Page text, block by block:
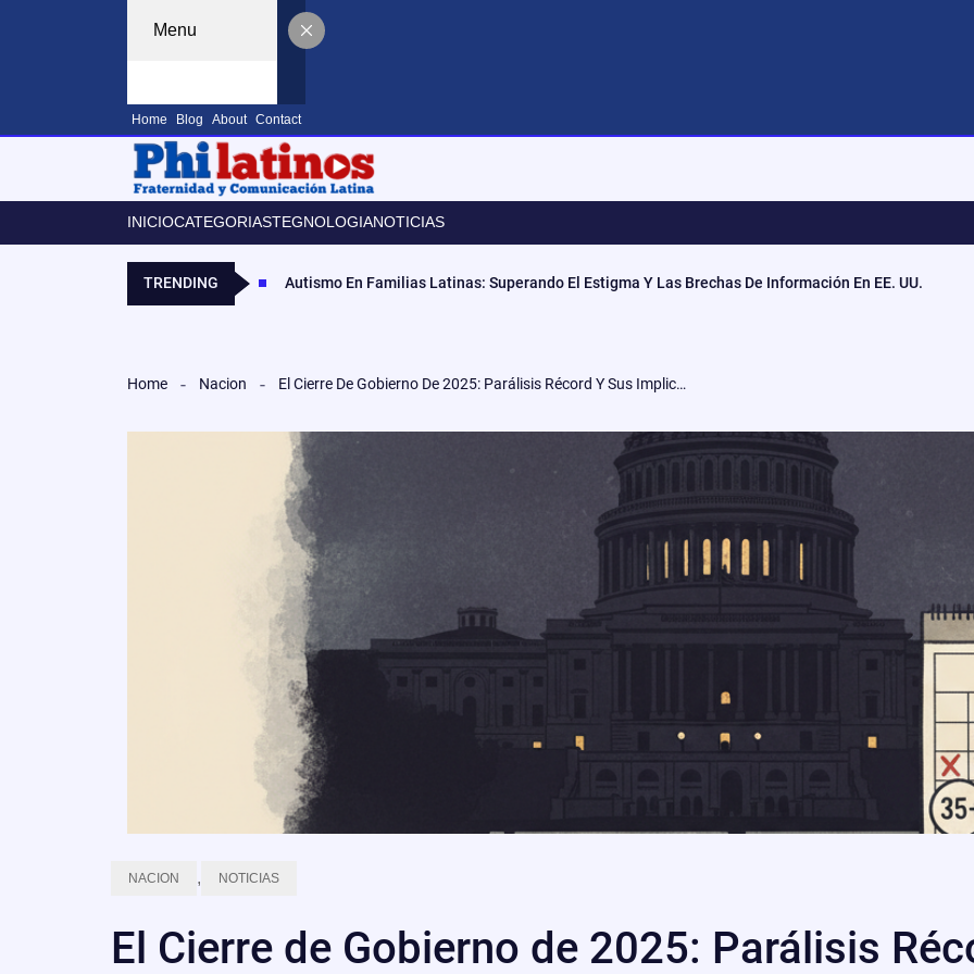
Menu
Home Blog About Contact
INICIOCATEGORIASTEGNOLOGIANOTICIAS
TRENDING Autismo En Familias Latinas: Superando El Estigma Y Las Brechas De Información En EE. UU.
Home Nacion El Cierre De Gobierno De 2025: Parálisis Récord Y Sus Implicaciones
NACION , NOTICIAS
El Cierre de Gobierno de 2025: Parálisis